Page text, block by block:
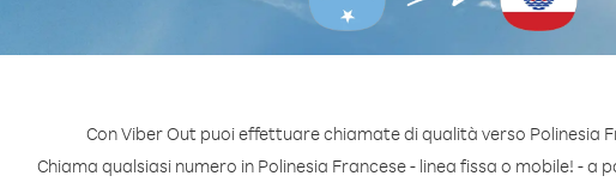
Con Viber Out puoi effettuare chiamate di qualità verso Polinesia
Chiama qualsiasi numero in Polinesia Francese - linea fissa o mobile! - a